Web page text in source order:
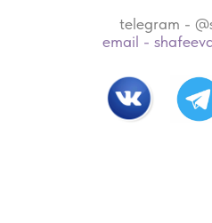
telegram -
email -